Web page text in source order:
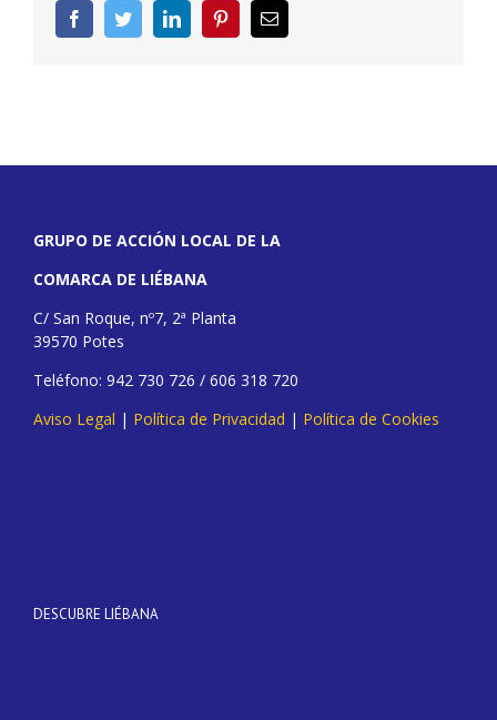
FacebookTwitterLinkedInPinterestCorreo
electrónico
GRUPO DE ACCIÓN LOCAL DE LA
COMARCA DE LIÉBANA
C/ San Roque, nº7, 2ª Planta
39570 Potes
Teléfono: 942 730 726 / 606 318 720
Aviso Legal | Política de Privacidad | Política de Cookies
DESCUBRE LIÉBANA